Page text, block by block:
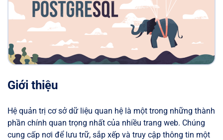
Giới thiệu
Hệ quản trị cơ sở dữ liệu quan hệ là một trong những thành
phần chính quan trọng nhất của nhiều trang web. Chúng
cung cấp nơi để lưu trữ, sắp xếp và truy cập thông tin một